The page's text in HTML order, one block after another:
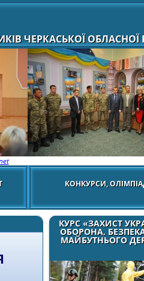
ЧЕРКАСЬКОЇ ОБЛАСНОЇ
КОНКУРСИ,
КУРС «ЗАХИСТ
ОБОРОНА,
МАЙБУТНЬОГО